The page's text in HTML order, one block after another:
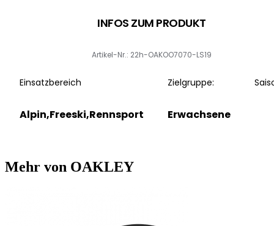
INFOS ZUM PRODUKT
Artikel-Nr.: 22h-OAKOO7070-LS19
Einsatzbereich
Alpin,Freeski,Rennsport
Zielgruppe:
Erwachsene
Mehr von OAKLEY